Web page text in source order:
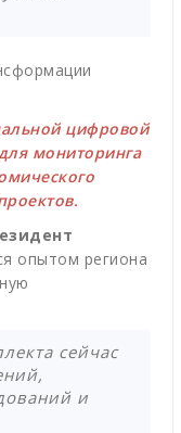
цифровой
мониторинга
опытом региона
сейчас
и